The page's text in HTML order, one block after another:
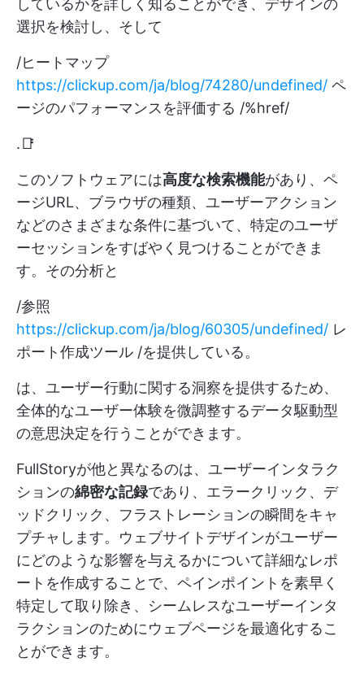
しているかを詳しく知ることができ、デザインの
選択を検討し、そして
/ヒートマップ
https://clickup.com/ja/blog/74280/undefined/ ペ
ージのパフォーマンスを評価する /%href/
.📑
このソフトウェアには高度な検索機能があり、ペ
ージURL、ブラウザの種類、ユーザーアクション
などのさまざまな条件に基づいて、特定のユーザ
ーセッションをすばやく見つけることができま
す。その分析と
/参照
https://clickup.com/ja/blog/60305/undefined/ レ
ポート作成ツール /を提供している。
は、ユーザー行動に関する洞察を提供するため、
全体的なユーザー体験を微調整するデータ駆動型
の意思決定を行うことができます。
FullStoryが他と異なるのは、ユーザーインタラク
ションの綿密な記録であり、エラークリック、デ
ッドクリック、フラストレーションの瞬間をキャ
プチャします。ウェブサイトデザインがユーザー
にどのような影響を与えるかについて詳細なレポ
ートを作成することで、ペインポイントを素早く
特定して取り除き、シームレスなユーザーインタ
ラクションのためにウェブページを最適化するこ
とができます。